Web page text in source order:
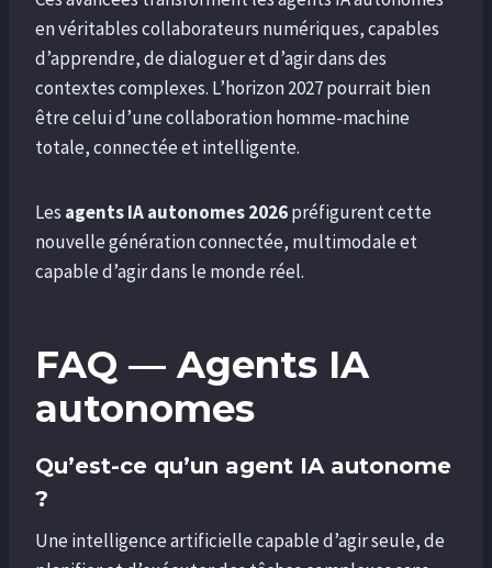
en véritables collaborateurs numériques, capables
d’apprendre, de dialoguer et d’agir dans des
contextes complexes. L’horizon 2027 pourrait bien
être celui d’une collaboration homme-machine
totale, connectée et intelligente.
Les agents IA autonomes 2026préfigurent cette
nouvelle génération connectée, multimodale et
capable d’agir dans le monde réel.
FAQ — Agents IA
autonomes
Qu’est-ce qu’un agent IA autonome
?
Une intelligence artificielle capable d’agir seule, de